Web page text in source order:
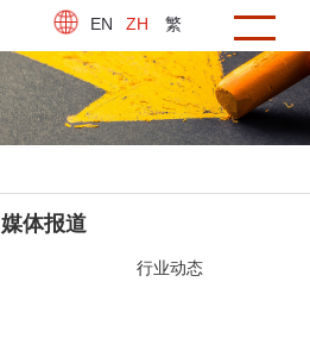
EN ZH 繁
媒体报道
行业动态